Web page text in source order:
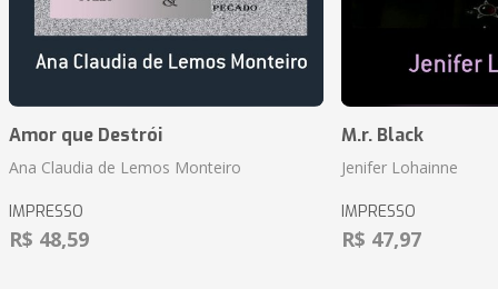
Amor que Destrói
Ana Claudia de Lemos Monteiro
IMPRESSO
R$ 48,59
M.r. Black
Jenifer Lohainne
IMPRESSO
R$ 47,97